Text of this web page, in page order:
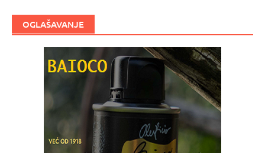
OGLAŠAVANJE